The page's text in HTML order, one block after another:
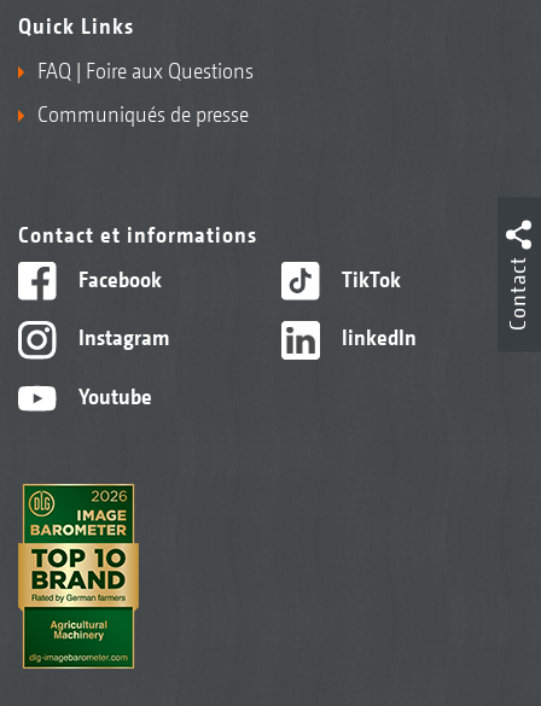
Quick Links
FAQ | Foire aux Questions
Communiqués de presse
Contact et informations
Facebook
Instagram
Youtube
TikTok
linkedIn
Contact